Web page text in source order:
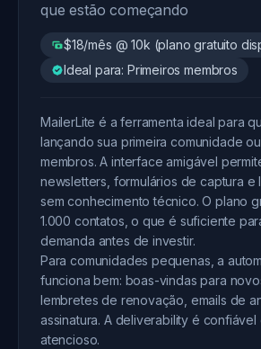
que estão começando
$18/mês @ 10k (plano gratuito
Ideal para: Primeiros membros
MailerLite é a ferramenta ideal para
lançando sua primeira comunidade
membros. A interface amigável
newsletters, formulários de captura e
sem conhecimento técnico. O plano
1.000 contatos, o que é suficiente
demanda antes de investir.
Para comunidades pequenas, a
funciona bem: boas-vindas para
lembretes de renovação, emails de
assinatura. A deliverability é
atencioso.